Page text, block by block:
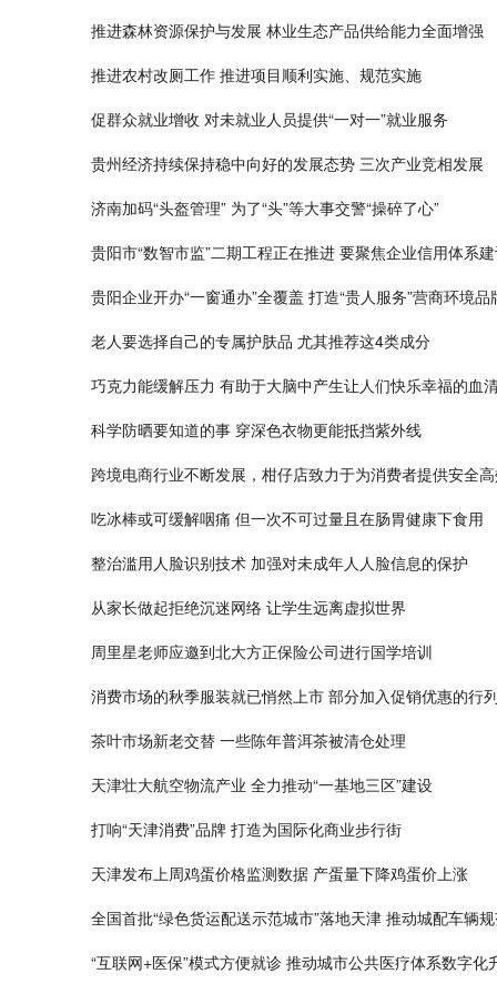
推进森林资源保护与发展 林业生态产品供给能力全面增强
推进农村改厕工作 推进项目顺利实施、规范实施
促群众就业增收 对未就业人员提供“一对一”就业服务
贵州经济持续保持稳中向好的发展态势 三次产业竞相发展
济南加码“头盔管理” 为了“头”等大事交警“操碎了心”
贵阳市“数智市监”二期工程正在推进 要聚焦企业信用体系
贵阳企业开办“一窗通办”全覆盖 打造“贵人服务”营商环境品
老人要选择自己的专属护肤品 尤其推荐这4类成分
巧克力能缓解压力 有助于大脑中产生让人们快乐幸福的血
科学防晒要知道的事 穿深色衣物更能抵挡紫外线
跨境电商行业不断发展，柑仔店致力于为消费者提供安全
吃冰棒或可缓解咽痛 但一次不可过量且在肠胃健康下食用
整治滥用人脸识别技术 加强对未成年人人脸信息的保护
从家长做起拒绝沉迷网络 让学生远离虚拟世界
周里星老师应邀到北大方正保险公司进行国学培训
消费市场的秋季服装就已悄然上市 部分加入促销优惠的行列
茶叶市场新老交替 一些陈年普洱茶被清仓处理
天津壮大航空物流产业 全力推动“一基地三区”建设
打响“天津消费”品牌 打造为国际化商业步行街
天津发布上周鸡蛋价格监测数据 产蛋量下降鸡蛋价上涨
全国首批“绿色货运配送示范城市”落地天津 推动城配车辆
“互联网+医保”模式方便就诊 推动城市公共医疗体系数字化